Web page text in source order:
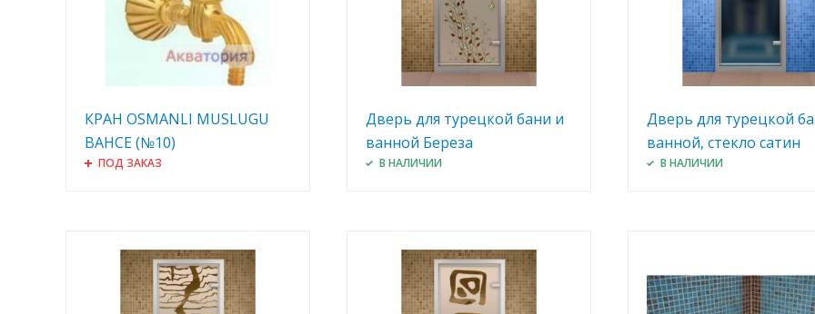
КРАН OSMANLI MUSLUGU
BAHCE (№10)
ПОД ЗАКАЗ
Дверь для турецкой бани и
ванной Береза
В НАЛИЧИИ
Дверь для турецкой
ванной, стекло сатин
В НАЛИЧИИ